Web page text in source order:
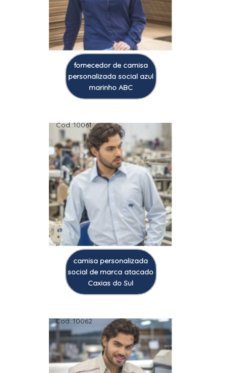
fornecedor de camisa
personalizada social azul
marinho ABC
Cod.:10061
camisa personalizada
social de marca atacado
Caxias do Sul
Cod.:10062